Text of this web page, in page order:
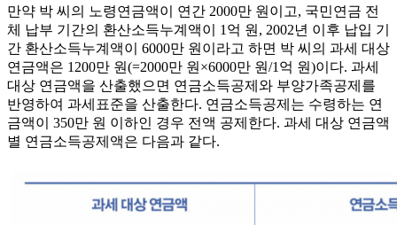
만약 박 씨의 노령연금액이 연간 2000만 원이고, 국민연금 전
체 납부 기간의 환산소득누계액이 1억 원, 2002년 이후 납입 기
간 환산소득누계액이 6000만 원이라고 하면 박 씨의 과세 대상
연금액은 1200만 원(=2000만 원×6000만 원/1억 원)이다. 과세
대상 연금액을 산출했으면 연금소득공제와 부양가족공제를
반영하여 과세표준을 산출한다. 연금소득공제는 수령하는 연
금액이 350만 원 이하인 경우 전액 공제한다. 과세 대상 연금액
별 연금소득공제액은 다음과 같다.